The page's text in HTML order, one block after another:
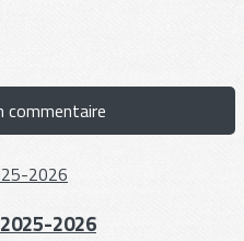
commentaire
2026